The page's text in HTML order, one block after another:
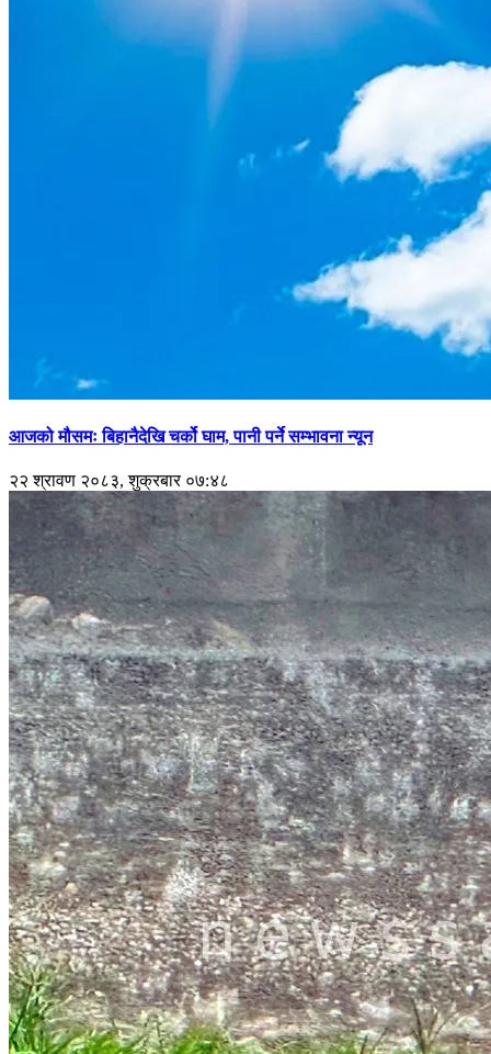
आजको मौसमः बिहानैदेखि चर्को घाम, पानी पर्ने सम्भावना न्यून
२२ श्रावण २०८३, शुक्रबार ०७:४८